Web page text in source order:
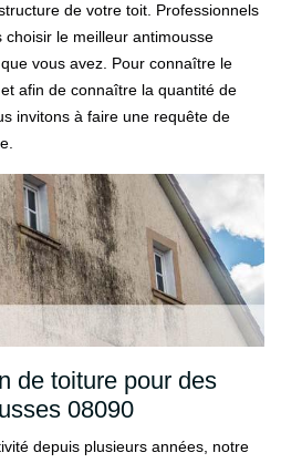
de votre toit. Professionnels
le meilleur antimousse
vous avez. Pour connaître le
afin de connaître la quantité de
invitons à faire une requête de
de toiture pour des
08090
depuis plusieurs années, notre